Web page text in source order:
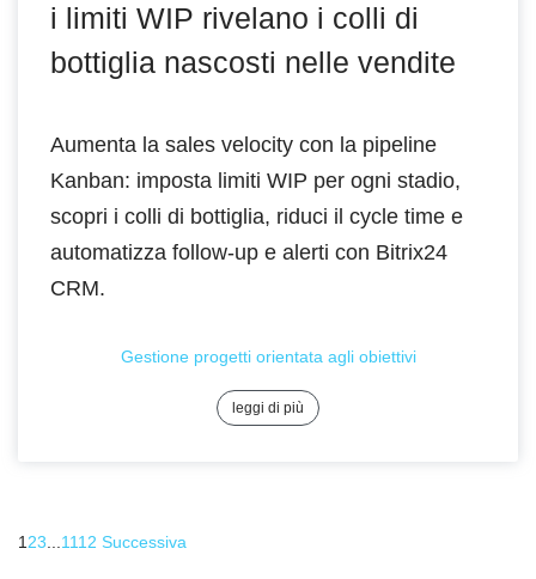
i limiti WIP rivelano i colli di
bottiglia nascosti nelle vendite
Aumenta la sales velocity con la pipeline
Kanban: imposta limiti WIP per ogni stadio,
scopri i colli di bottiglia, riduci il cycle time e
automatizza follow-up e alerti con Bitrix24
CRM.
leggi di più
Gestione progetti orientata agli obiettivi
1 23 1112 Successiva